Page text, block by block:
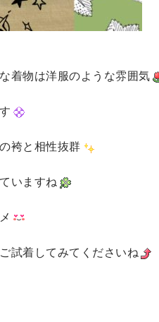
着物は洋服のような雰囲気
袴と相性抜群
いますね
試着してみてくださいね